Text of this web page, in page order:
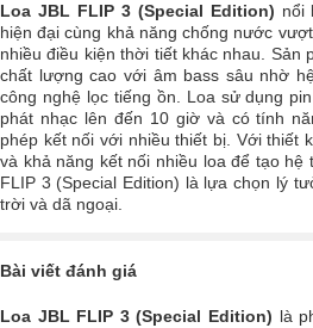
Loa JBL FLIP 3 (Special Edition) nổi
hiện đại cùng khả năng chống nước
nhiều điều kiện thời tiết khác nhau. Sản
chất lượng cao với âm bass sâu nhờ
công nghệ lọc tiếng ồn. Loa sử dụng
phát nhạc lên đến 10 giờ và có tính
phép kết nối với nhiều thiết bị. Với thiết
và khả năng kết nối nhiều loa để tạo
FLIP 3 (Special Edition) là lựa chọn lý
trời và dã ngoại.
Bài viết đánh giá
Loa JBL FLIP 3 (Special Edition) là